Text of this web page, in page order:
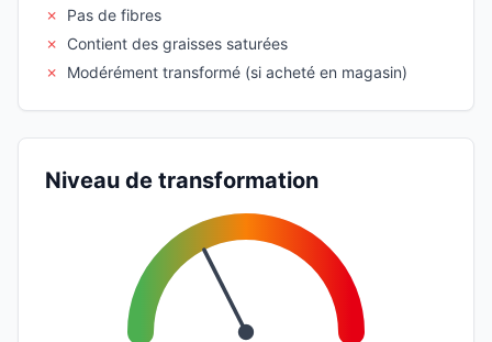
✗
Pas de fibres
✗
Contient des graisses saturées
✗
Modérément transformé (si acheté en magasin)
Niveau de transformation